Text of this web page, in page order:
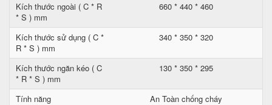
Kích thước ngoài ( C * R
* S ) mm
660 * 440 * 460
Kích thước sử dụng ( C *
R * S ) mm
340 * 350 * 320
Kích thước ngăn kéo ( C
* R * S ) mm
130 * 350 * 295
Tính năng
An Toàn chống cháy